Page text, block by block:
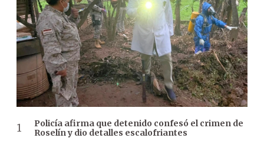
Policía afirma que detenido confesó el crimen de
Roselín y dio detalles escalofriantes